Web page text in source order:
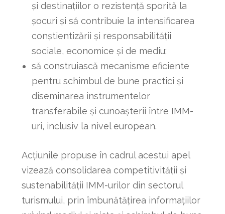
și destinațiilor o rezistență sporită la
șocuri și să contribuie la intensificarea
conștientizării și responsabilității
sociale, economice și de mediu;
să construiască mecanisme eficiente
pentru schimbul de bune practici și
diseminarea instrumentelor
transferabile și cunoașterii între IMM-
uri, inclusiv la nivel european.
Acțiunile propuse în cadrul acestui apel
vizează consolidarea competitivității și
sustenabilității IMM-urilor din sectorul
turismului, prin îmbunătățirea informațiilor